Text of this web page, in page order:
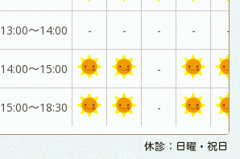
13:00～14:00 - - - - -
14:00～15:00 -
15:00～18:30 -
休診：日曜・祝日